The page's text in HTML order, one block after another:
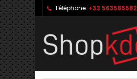
Téléphone: +33 563585582